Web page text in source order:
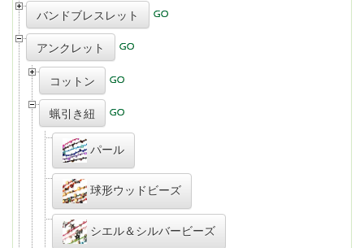
バンドブレスレット
アンクレット
コットン
蝋引き紐
パール
球形ウッドビーズ
シエル＆シルバービーズ